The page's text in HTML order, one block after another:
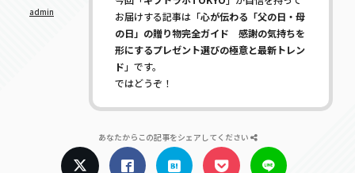
admin
お届けする記事は「心が伝わる「父の日・母
の日」の贈り物完全ガイド 感謝の気持ちを
形にするプレゼント選びの極意と最新トレン
ド 」です。
ではどうぞ！
あなたからこの記事をシェアしてください